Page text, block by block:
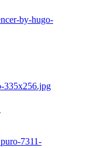
by-hugo-
335x256.jpg
7311-